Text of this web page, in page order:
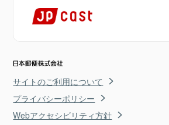
サイトのご利用について
プライバシーポリシー
Webアクセシビリティ方針